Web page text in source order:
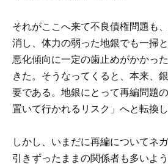
それがここへ来て不良債権問題も
消し、体力の弱った地銀でも一掃
悪化傾向に一定の歯止めがかかっ
きた。そうなってくると、本来、
要である。地銀にとって再編問題
置いて行かれるリスク」へと転換し
しかし、いまだに再編についてネ
引きずったままの関係者も多いよ